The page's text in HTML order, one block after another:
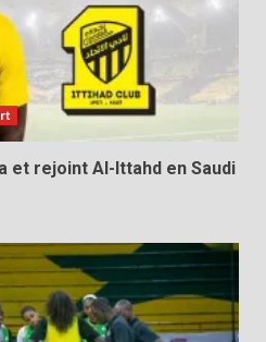
et rejoint Al-Ittahd en Saudi